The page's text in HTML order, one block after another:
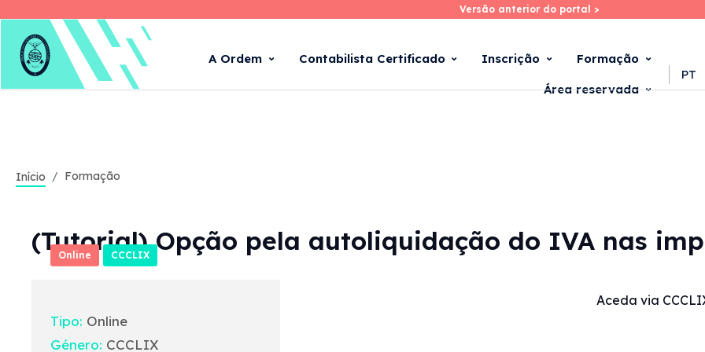
Skip
main
Versão anterior do portal >
Versão anterior do portal >
A Ordem Contabilista Certificado Inscrição Formação
Área reservada
PT
Início Formação
Online CCCLIX
(Tutorial) Opção pela autoliquidação do IVA nas
Tipo: Online
Género: CCCLIX
Aceda via